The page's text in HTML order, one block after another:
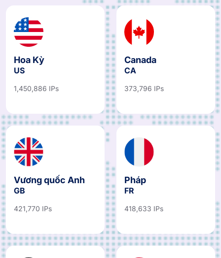
Hoa Kỳ
US
1,450,886 IPs
Canada
CA
373,796 IPs
Vương quốc Anh
GB
421,770 IPs
Pháp
FR
418,633 IPs